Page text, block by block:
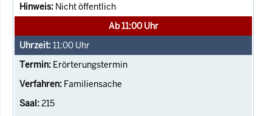
Nicht öffentlich
Ab 11:00 Uhr
11:00 Uhr
Erörterungstermin
Familiensache
215